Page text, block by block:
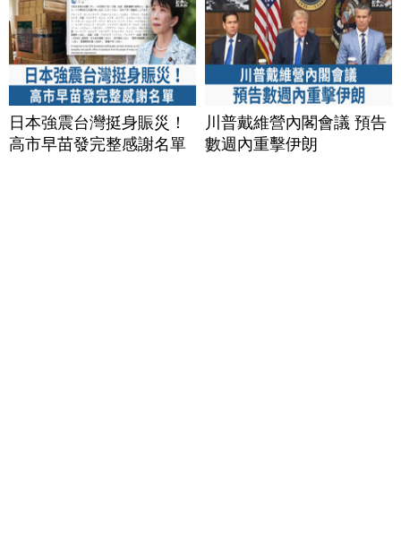
日本強震台灣挺身賑災！
高市早苗發完整感謝名單
川普戴維營內閣會議 預告
數週內重擊伊朗